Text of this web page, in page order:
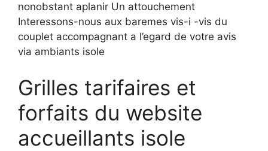
nonobstant aplanir Un attouchement
Interessons-nous aux baremes vis-i -vis du
couplet accompagnant a l’egard de votre avis
via ambiants isole
Grilles tarifaires et
forfaits du website
accueillants isole